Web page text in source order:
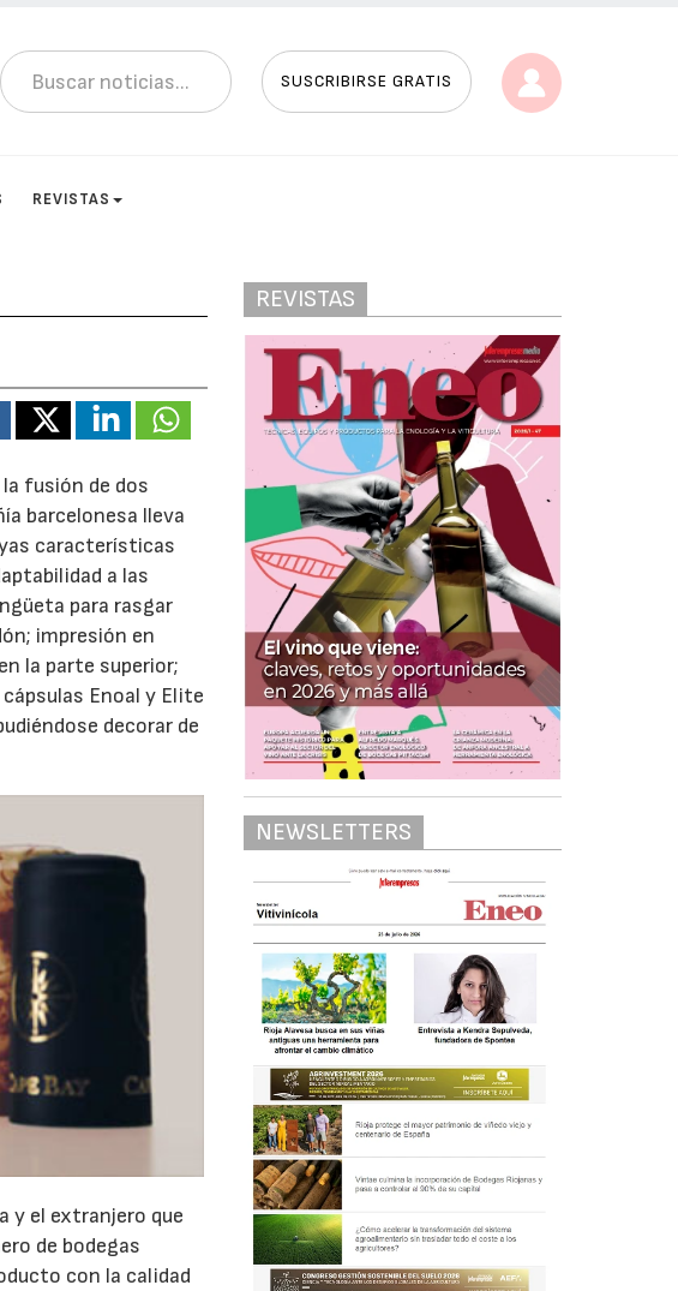
SUSCRIBIRSE GRATIS
REVISTAS
fusión de dos
barcelonesa lleva
características
a las
para rasgar
impresión en
la parte superior;
Enoal y Elite
decorar de
y el extranjero que
de bodegas
con la calidad
REVISTAS
NEWSLETTERS